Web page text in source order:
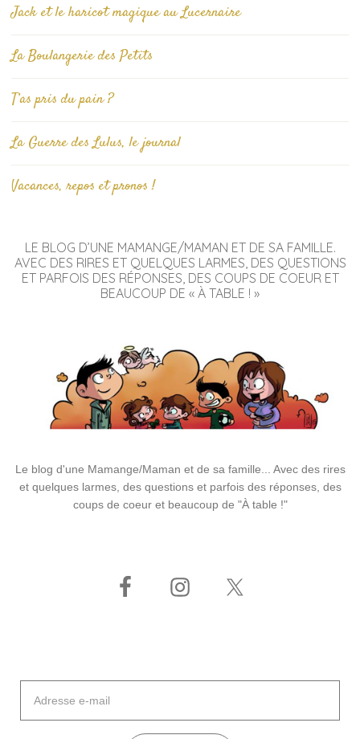
Jack et le haricot magique au Lucernaire
La Boulangerie des Petits
T’as pris du pain ?
La Guerre des Lulus, le journal
Vacances, repos et pronos !
LE BLOG D’UNE MAMANGE/MAMAN ET DE SA FAMILLE.
AVEC DES RIRES ET QUELQUES LARMES, DES QUESTIONS
ET PARFOIS DES RÉPONSES, DES COUPS DE COEUR ET
BEAUCOUP DE « À TABLE ! »
Le blog d'une Mamange/Maman et de sa famille... Avec des rires
et quelques larmes, des questions et parfois des réponses, des
coups de coeur et beaucoup de "À table !"
mail